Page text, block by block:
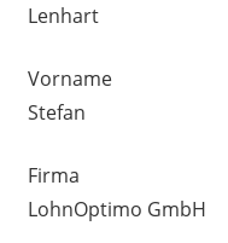
Lenhart
Vorname
Stefan
Firma
LohnOptimo GmbH